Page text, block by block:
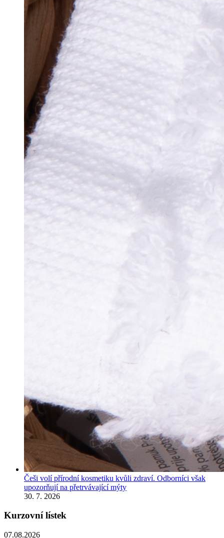
Češi volí přírodní kosmetiku kvůli zdraví. Odborníci však
upozorňují na přetrvávající mýty
30. 7. 2026
Kurzovní lístek
07.08.2026